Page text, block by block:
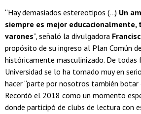
“Hay demasiados estereotipos (…) Un
siempre es mejor educacionalmente,
varones”, señaló la divulgadora
propósito de su ingreso al Plan Común
históricamente masculinizado. De todas
Universidad se lo ha tomado muy en
hacer “parte por nosotros también botar
Recordó el 2018 como un momento
donde participó de clubs de lectura con